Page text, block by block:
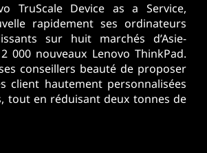
TruScale Device as a Service,
rapidement ses ordinateurs
sur huit marchés d’Asie-
000 nouveaux Lenovo ThinkPad.
conseillers beauté de proposer
client hautement personnalisées
tout en réduisant deux tonnes de